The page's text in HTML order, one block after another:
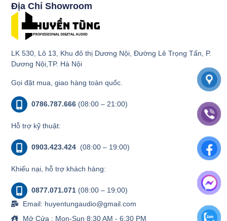
Địa Chỉ Showroom
LK 530, Lô 13, Khu đô thị Dương Nội, Đường Lê Trọng Tấn, P.
Dương Nội,TP. Hà Nội
Gọi đặt mua, giao hàng toàn quốc.
0786.787.666 (08:00 – 21:00)
Hỗ trợ kỹ thuật:
0903.423.424 (08:00 – 19:00)
Khiếu nại, hỗ trợ khách hàng:
0877.071.071 (08:00 – 19:00)
Email: huyentungaudio@gmail.com
Mở Cửa : Mon-Sun 8:30 AM - 6:30 PM